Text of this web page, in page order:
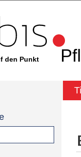
den Punkt